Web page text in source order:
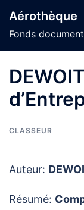
au
contenu
Aérothèque
Fonds
CLASSEUR
Auteur:
Résumé: